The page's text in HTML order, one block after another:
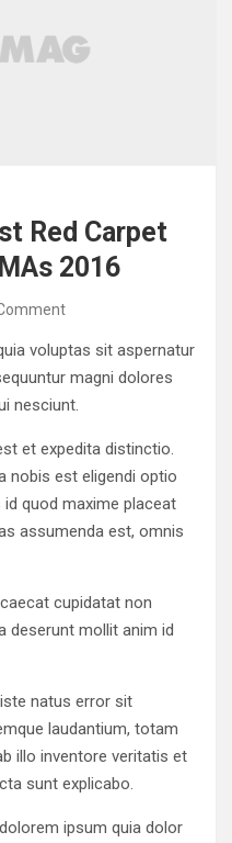
Red Carpet
2016
voluptas sit aspernatur
magni dolores
nesciunt.
et expedita distinctio.
nobis est eligendi optio
quod maxime placeat
assumenda est, omnis
cupidatat non
deserunt mollit anim id
natus error sit
laudantium, totam
illo inventore veritatis et
sunt explicabo.
ipsum quia dolor